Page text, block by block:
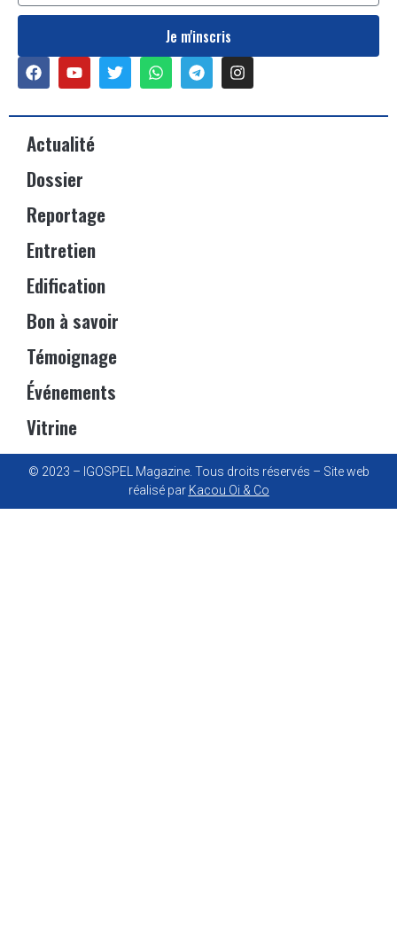
Je m'inscris
Actualité
Dossier
Reportage
Entretien
Edification
Bon à savoir
Témoignage
Événements
Vitrine
© 2023 – IGOSPEL Magazine. Tous droits réservés – Site web
réalisé par Kacou Oi & Co